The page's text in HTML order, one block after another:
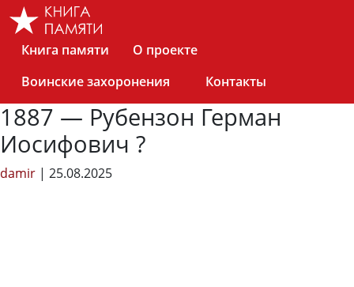
Skip
Книга памяти
О проекте
Воинские захоронения
Контакты
1887 — Рубензон Герман
Иосифович ?
damir | 25.08.2025